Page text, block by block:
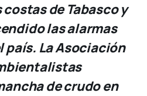
de Tabasco y
las alarmas
país. La Asociación
de crudo en